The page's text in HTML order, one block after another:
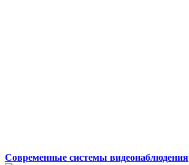
Современные системы видеонаблюдения